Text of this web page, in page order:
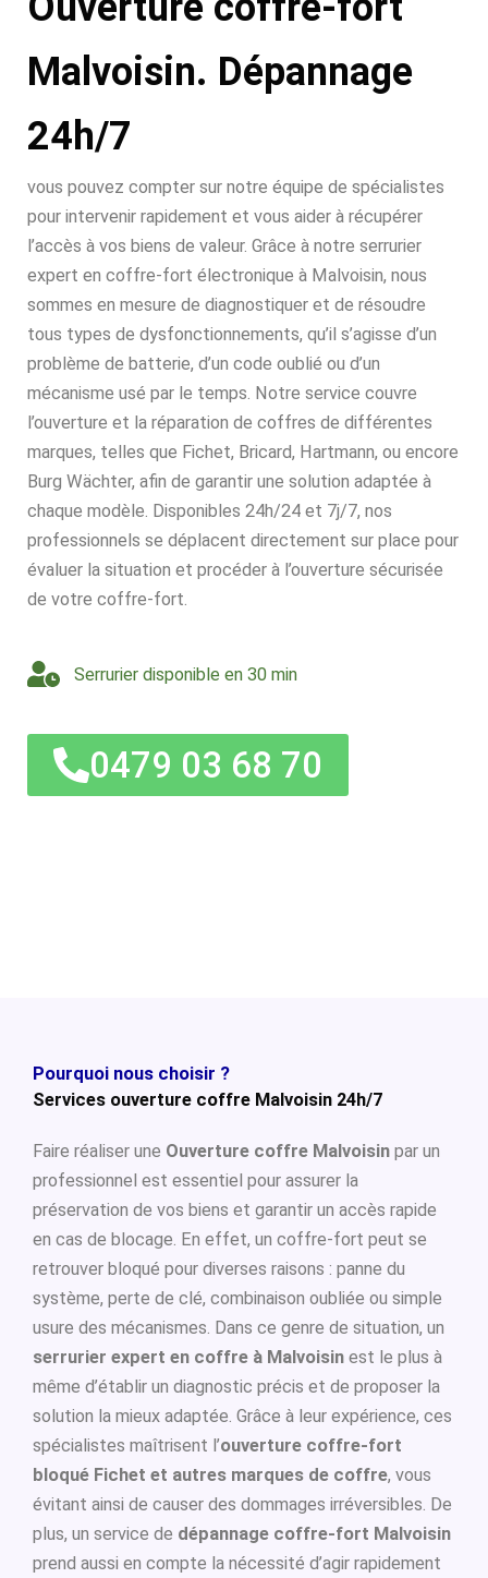
Malvoisin. Dépannage
24h/7
vous pouvez compter sur notre équipe de spécialistes
pour intervenir rapidement et vous aider à récupérer
l’accès à vos biens de valeur. Grâce à notre serrurier
expert en coffre-fort électronique à Malvoisin, nous
sommes en mesure de diagnostiquer et de résoudre
tous types de dysfonctionnements, qu’il s’agisse d’un
problème de batterie, d’un code oublié ou d’un
mécanisme usé par le temps. Notre service couvre
l’ouverture et la réparation de coffres de différentes
marques, telles que Fichet, Bricard, Hartmann, ou encore
Burg Wächter, afin de garantir une solution adaptée à
chaque modèle. Disponibles 24h/24 et 7j/7, nos
professionnels se déplacent directement sur place pour
évaluer la situation et procéder à l’ouverture sécurisée
de votre coffre-fort.
Serrurier disponible en 30 min
0479 03 68 70
Pourquoi nous choisir ?
Services ouverture coffre Malvoisin 24h/7
Faire réaliser une Ouverture coffre Malvoisin par un
professionnel est essentiel pour assurer la
préservation de vos biens et garantir un accès rapide
en cas de blocage. En effet, un coffre-fort peut se
retrouver bloqué pour diverses raisons : panne du
système, perte de clé, combinaison oubliée ou simple
usure des mécanismes. Dans ce genre de situation, un
serrurier expert en coffre à Malvoisin est le plus à
même d’établir un diagnostic précis et de proposer la
solution la mieux adaptée. Grâce à leur expérience, ces
spécialistes maîtrisent l’ouverture coffre-fort
bloqué Fichet et autres marques de coffre, vous
évitant ainsi de causer des dommages irréversibles. De
plus, un service de dépannage coffre-fort Malvoisin
prend aussi en compte la nécessité d’agir rapidement